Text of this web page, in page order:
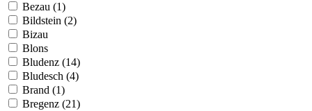
Bezau (1)
Bildstein (2)
Bizau
Blons
Bludenz (14)
Bludesch (4)
Brand (1)
Bregenz (21)